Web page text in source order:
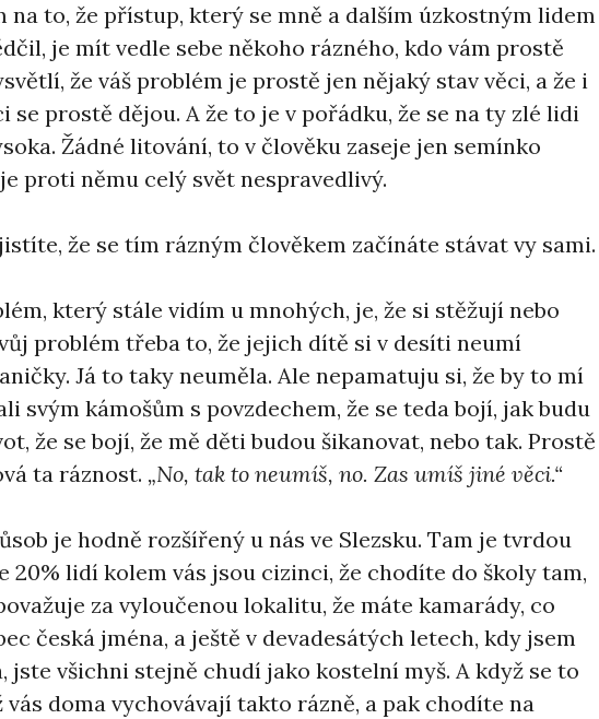
na to, že přístup, který se mně a dalším úzkostným lidem
je mít vedle sebe někoho rázného, kdo vám prostě
že váš problém je prostě jen nějaký stav věci, a že i
se prostě dějou. A že to je v pořádku, že se na ty zlé lidi
Žádné litování, to v člověku zaseje jen semínko
proti němu celý svět nespravedlivý.
že se tím rázným člověkem začínáte stávat vy sami.
který stále vidím u mnohých, je, že si stěžují nebo
problém třeba to, že jejich dítě si v desíti neumí
Já to taky neuměla. Ale nepamatuju si, že by to mí
svým kámošům s povzdechem, že se teda bojí, jak budu
že se bojí, že mě děti budou šikanovat, nebo tak. Prostě
ta ráznost. „No, tak to neumíš, no. Zas umíš jiné věci.“
je hodně rozšířený u nás ve Slezsku. Tam je tvrdou
20% lidí kolem vás jsou cizinci, že chodíte do školy tam,
za vyloučenou lokalitu, že máte kamarády, co
česká jména, a ještě v devadesátých letech, kdy jsem
jste všichni stejně chudí jako kostelní myš. A když se to
vás doma vychovávají takto rázně, a pak chodíte na